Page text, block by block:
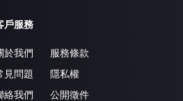
戶服務
於我們
見問題
絡我們
服務條款
隱私權
公開徵件